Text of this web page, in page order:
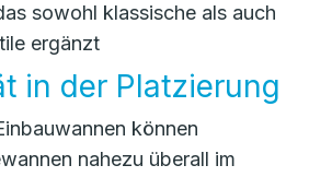
sowohl klassische als auch
ergänzt
in der Platzierung
können
nahezu überall im